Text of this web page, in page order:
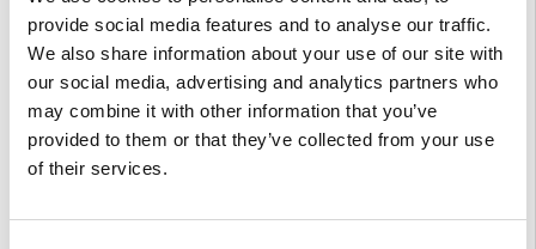
provide social media features and to analyse our traffic.
We also share information about your use of our site with
our social media, advertising and analytics partners who
may combine it with other information that you’ve
provided to them or that they’ve collected from your use
of their services.
DE LA
CLÔTURE
PANNEAUX
L X H
MM
RECOMMANDÉES
PAR POTEAU
BEKAFOR-BEKACLIP
OU BEKAFIX
VERTICALES
41 x 5.5 mm
1730 2000 X 1730
43 LAMES